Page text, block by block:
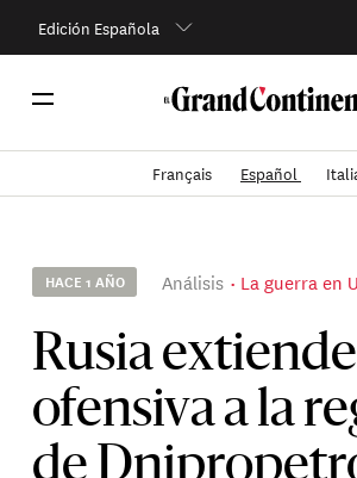
Edición Española
Français Español
HACE 1 AÑO Análisis La guerra en
Rusia
ofensiva a la